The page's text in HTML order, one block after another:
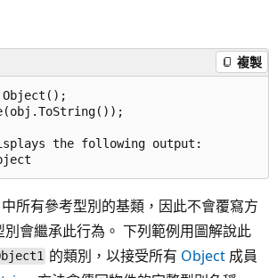
複製
Object();
the following output:
中所有參考型別的基類，因此不會覆寫方
別會繼承此行為。 下列範例用圖解說此
的類別，以接受所有 Object 成員